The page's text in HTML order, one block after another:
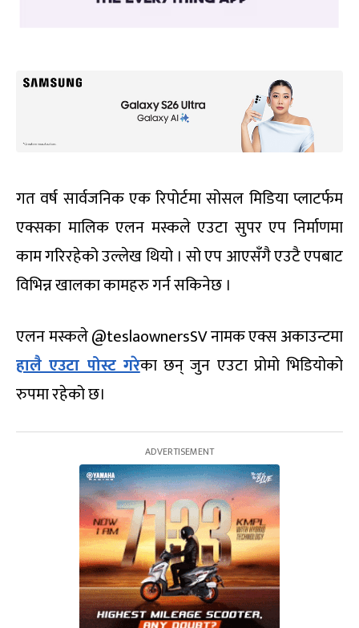
गत वर्ष सार्वजनिक एक रिपोर्टमा सोसल मिडिया प्लाटर्फम
एक्सका मालिक एलन मस्कले एउटा सुपर एप निर्माणमा
काम गरिरहेको उल्लेख थियो । सो एप आएसँगै एउटै एपबाट
विभिन्न खालका कामहरु गर्न सकिनेछ ।
एलन मस्कले @teslaownersSV नामक एक्स अकाउन्टमा
हालै एउटा पोस्ट गरेका छन् जुन एउटा प्रोमो भिडियोको
रुपमा रहेको छ।